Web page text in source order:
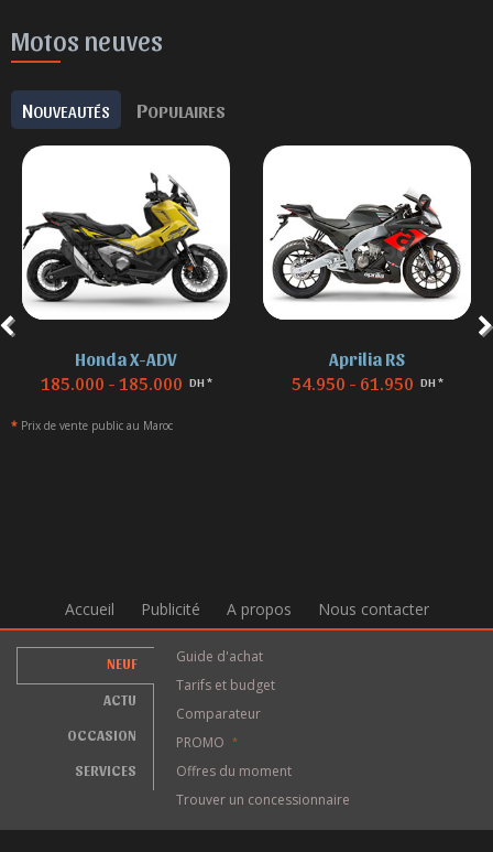
Motos neuves
NOUVEAUTÉS POPULAIRES
Honda X-ADV
185.000 - 185.000 DH *
Aprilia RS
54.950 - 61.950 DH *
* Prix de vente public au Maroc
Accueil Publicité A propos Nous contacter
NEUF
ACTU
OCCASION
SERVICES
Guide d'achat
Tarifs et budget
Comparateur
PROMO
*
Offres du moment
Trouver un concessionnaire